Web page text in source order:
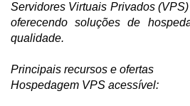
Servidores Virtuais Privados
oferecendo soluções de
qualidade.
Principais recursos e ofertas
Hospedagem VPS acessível: